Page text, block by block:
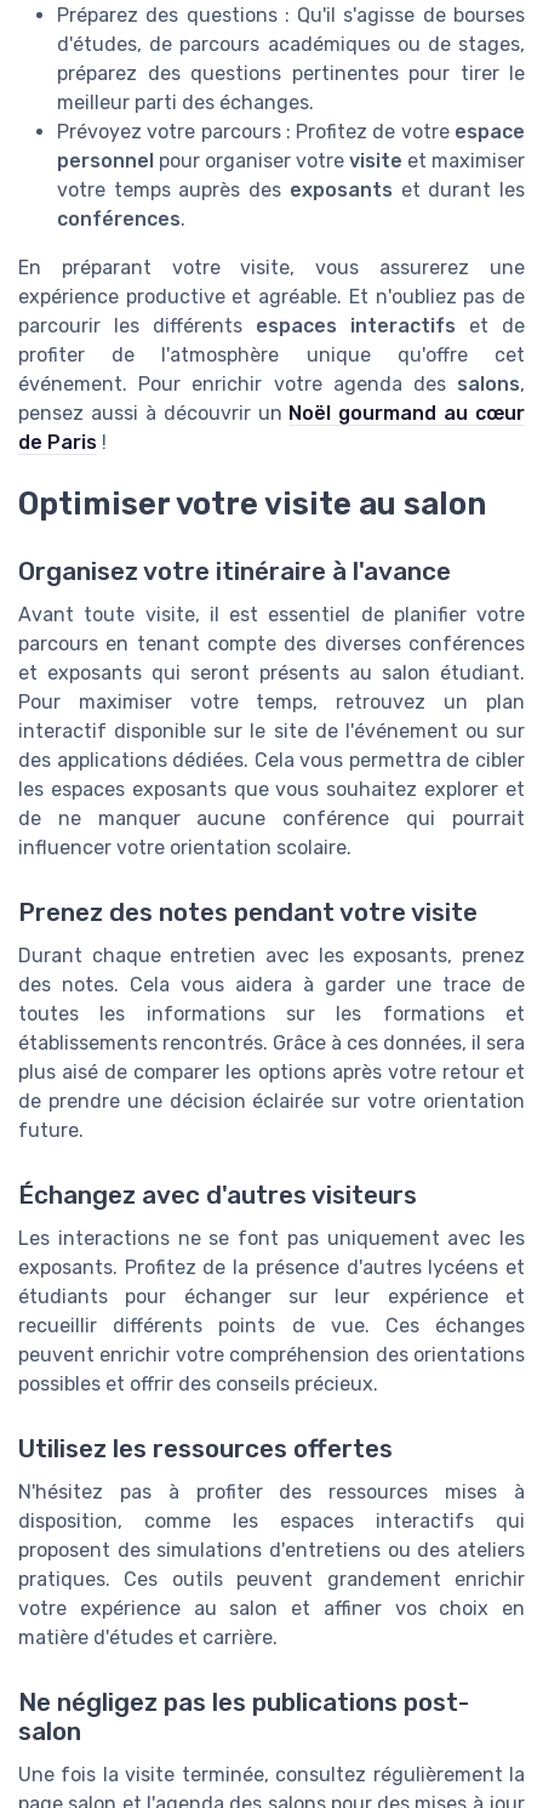
Préparez des questions : Qu'il s'agisse de bourses
d'études, de parcours académiques ou de stages,
préparez des questions pertinentes pour tirer le
meilleur parti des échanges.
Prévoyez votre parcours : Profitez de votre espace
personnel pour organiser votre visite et maximiser
votre temps auprès des exposants et durant les
conférences.
En préparant votre visite, vous assurerez une
expérience productive et agréable. Et n'oubliez pas de
parcourir les différents espaces interactifs et de
profiter de l'atmosphère unique qu'offre cet
événement. Pour enrichir votre agenda des salons,
pensez aussi à découvrir un Noël gourmand au cœur
de Paris !
Optimiser votre visite au salon
Organisez votre itinéraire à l'avance
Avant toute visite, il est essentiel de planifier votre
parcours en tenant compte des diverses conférences
et exposants qui seront présents au salon étudiant.
Pour maximiser votre temps, retrouvez un plan
interactif disponible sur le site de l'événement ou sur
des applications dédiées. Cela vous permettra de cibler
les espaces exposants que vous souhaitez explorer et
de ne manquer aucune conférence qui pourrait
influencer votre orientation scolaire.
Prenez des notes pendant votre visite
Durant chaque entretien avec les exposants, prenez
des notes. Cela vous aidera à garder une trace de
toutes les informations sur les formations et
établissements rencontrés. Grâce à ces données, il sera
plus aisé de comparer les options après votre retour et
de prendre une décision éclairée sur votre orientation
future.
Échangez avec d'autres visiteurs
Les interactions ne se font pas uniquement avec les
exposants. Profitez de la présence d'autres lycéens et
étudiants pour échanger sur leur expérience et
recueillir différents points de vue. Ces échanges
peuvent enrichir votre compréhension des orientations
possibles et offrir des conseils précieux.
Utilisez les ressources offertes
N'hésitez pas à profiter des ressources mises à
disposition, comme les espaces interactifs qui
proposent des simulations d'entretiens ou des ateliers
pratiques. Ces outils peuvent grandement enrichir
votre expérience au salon et affiner vos choix en
matière d'études et carrière.
Ne négligez pas les publications post-
salon
Une fois la visite terminée, consultez régulièrement la